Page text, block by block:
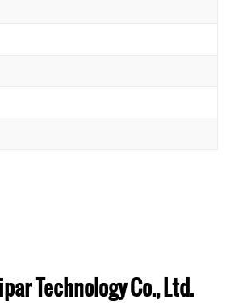
Technology Co., Ltd.